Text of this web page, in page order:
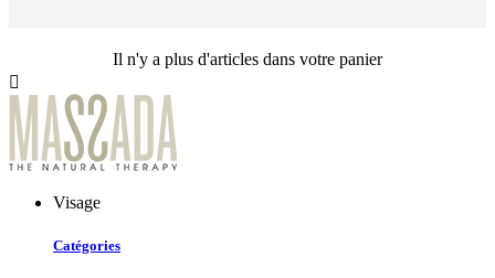
Il n'y a plus d'articles dans votre panier

Visage
Catégories